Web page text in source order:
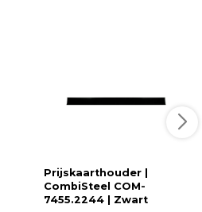
Prijskaarthouder |
CombiSteel COM-
7455.2244 | Zwart